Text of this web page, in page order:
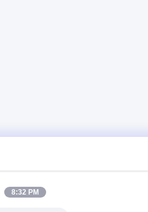
8:32 PM